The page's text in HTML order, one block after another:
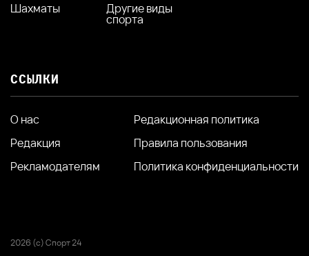
Шахматы
Другие виды
спорта
ССЫЛКИ
О нас
Редакция
Рекламодателям
Редакционная политика
Правила пользования
Политика конфиденциальности
2026 (с) Спорт 24